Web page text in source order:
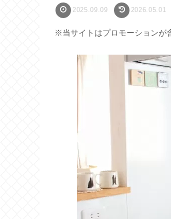
2025.09.09 2026.05.01
※当サイトはプロモーションが